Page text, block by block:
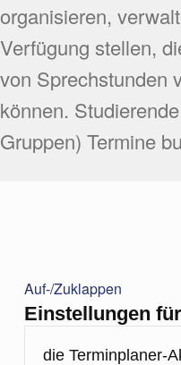
organisieren,
Verfügung stellen,
von Sprechstunden
können.
Gruppen) Termine
Auf-/Zuklappen
Einstellungen
die Terminplaner-